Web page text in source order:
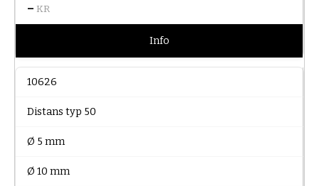
– KR
Info
10626
Distans typ 50
Ø 5 mm
Ø 10 mm